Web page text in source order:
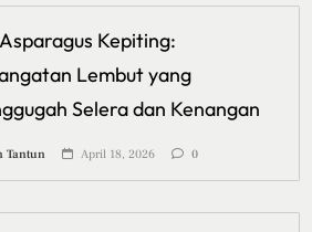
Kepiting:
Lembut yang
Selera dan Kenangan
Tantun April 18, 2026 0